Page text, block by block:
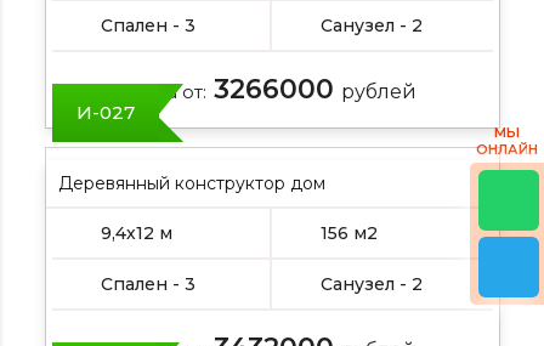
Спален - 3 Санузел - 2
Цена от: 3266000 рублей
И-027
Деревянный конструктор дом
9,4х12 м 156 м2
Спален - 3 Санузел - 2
МЫ
ОНЛАЙН